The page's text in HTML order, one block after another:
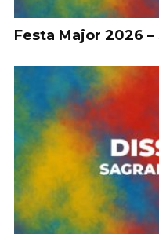
Festa Major 2026